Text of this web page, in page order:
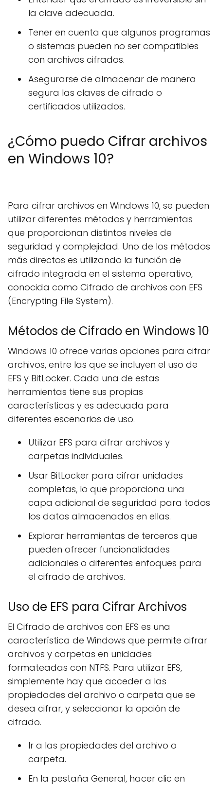
la clave adecuada.
Tener en cuenta que algunos programas
o sistemas pueden no ser compatibles
con archivos cifrados.
Asegurarse de almacenar de manera
segura las claves de cifrado o
certificados utilizados.
¿Cómo puedo Cifrar archivos
en Windows 10?
Para cifrar archivos en Windows 10, se pueden
utilizar diferentes métodos y herramientas
que proporcionan distintos niveles de
seguridad y complejidad. Uno de los métodos
más directos es utilizando la función de
cifrado integrada en el sistema operativo,
conocida como Cifrado de archivos con EFS
(Encrypting File System).
Métodos de Cifrado en Windows 10
Windows 10 ofrece varias opciones para cifrar
archivos, entre las que se incluyen el uso de
EFS y BitLocker. Cada una de estas
herramientas tiene sus propias
características y es adecuada para
diferentes escenarios de uso.
Utilizar EFS para cifrar archivos y
carpetas individuales.
Usar BitLocker para cifrar unidades
completas, lo que proporciona una
capa adicional de seguridad para todos
los datos almacenados en ellas.
Explorar herramientas de terceros que
pueden ofrecer funcionalidades
adicionales o diferentes enfoques para
el cifrado de archivos.
Uso de EFS para Cifrar Archivos
El Cifrado de archivos con EFS es una
característica de Windows que permite cifrar
archivos y carpetas en unidades
formateadas con NTFS. Para utilizar EFS,
simplemente hay que acceder a las
propiedades del archivo o carpeta que se
desea cifrar, y seleccionar la opción de
cifrado.
Ir a las propiedades del archivo o
carpeta.
En la pestaña General, hacer clic en